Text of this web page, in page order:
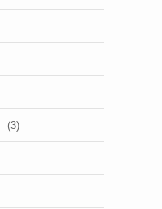
(3)